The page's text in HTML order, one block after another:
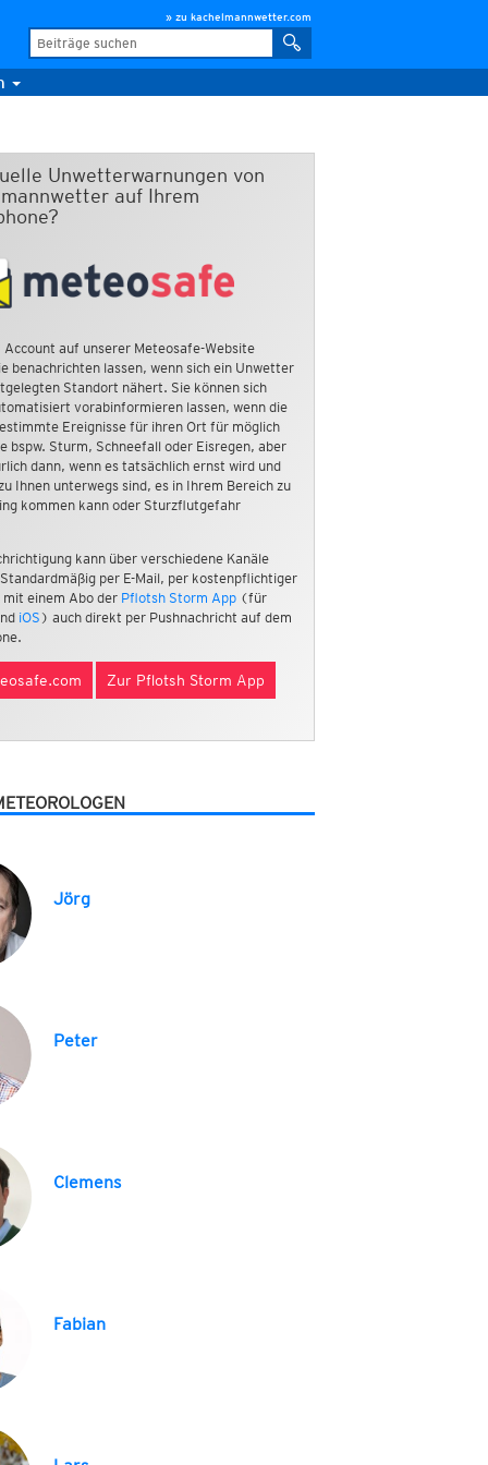
» zu kachelmannwetter.com
Unwetterwarnungen von
auf Ihrem
Account auf unserer Meteosafe-Website
benachrichten lassen, wenn sich ein Unwetter
Standort nähert. Sie können sich
vorabinformieren lassen, wenn die
Ereignisse für ihren Ort für möglich
bspw. Sturm, Schneefall oder Eisregen, aber
dann, wenn es tatsächlich ernst wird und
Ihnen unterwegs sind, es in Ihrem Bereich zu
kommen kann oder Sturzflutgefahr
kann über verschiedene Kanäle
per E-Mail, per kostenpflichtiger
mit einem Abo der Pflotsh Storm App(für
iOS ) auch direkt per Pushnachricht auf dem
Zur Pflotsh Storm App
Jörg
Peter
Clemens
Fabian